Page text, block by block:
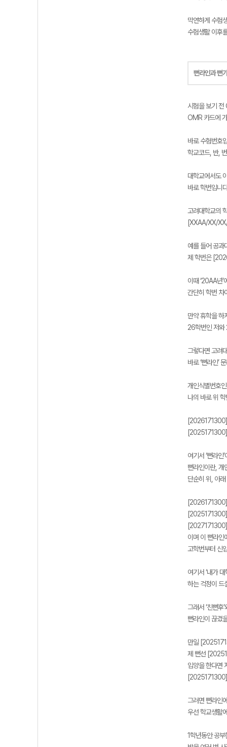
막연하게 수험
수험생활 이후
뻔라인과 뻔
시험을 보기 전
OMR 카드에
바로 수험번호
학교코드, 반,
대학교에서도
바로 학번입니
고려대학교의
[XXAA/XX/
예를 들어 공과
제 학번은
이때 ‘20AA년’
간단히 학번 차
만약 휴학을 하
26학번인 저와
그렇다면 고려
바로 ‘뻔라인’
개인식별번호인
나의 바로 위
여기서 ‘뻔라인
뻔라인이란, 개
단순히 위, 아
이며 이 뻔라인
고학번부터 신
여기서 ‘내가
하는 걱정이 드
그래서 ‘친뻔후
뻔라인이 끊겼
만일
제 뻔선
입양을 한다면
[2025171300]
그러면 뻔라인
우선 학교생활
1학년동안 공